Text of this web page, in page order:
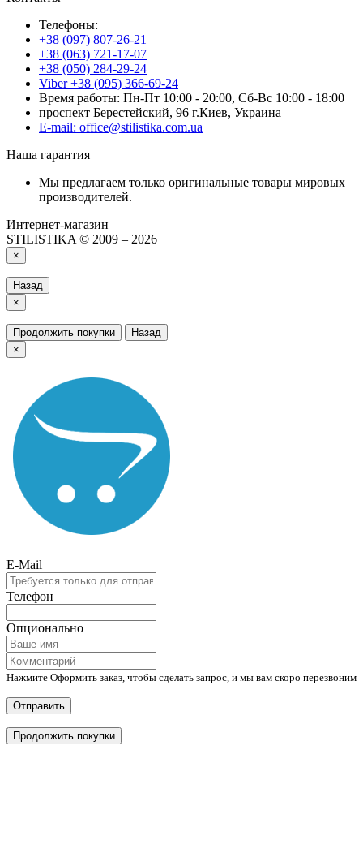
Телефоны:
+38 (097) 807-26-21
+38 (063) 721-17-07
+38 (050) 284-29-24
Viber +38 (095) 366-69-24
Время работы: Пн-Пт 10:00 - 20:00, Сб-Вс 10:00 - 18:00
проспект Берестейский, 96 г.Киев, Украина
E-mail: office@stilistika.com.ua
Наша гарантия
Мы предлагаем только оригинальные товары мировых
производителей.
Интернет-магазин
STILISTIKA © 2009 – 2026
×
Назад
×
Продолжить покупки
Назад
×
E-Mail
Телефон
Опционально
Нажмите Оформить заказ, чтобы сделать запрос, и мы вам скоро перезвоним
Отправить
Продолжить покупки